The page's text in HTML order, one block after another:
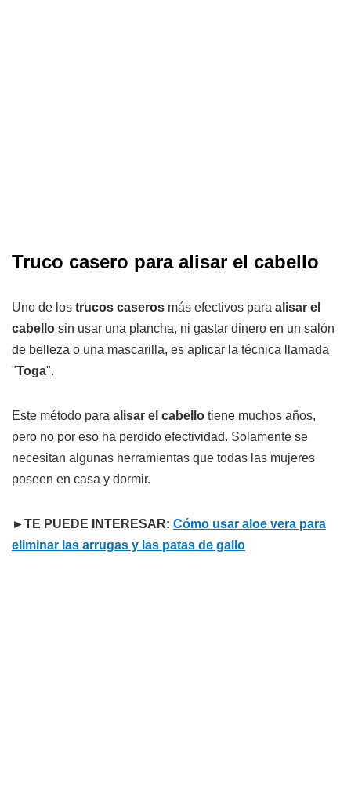
Truco casero para alisar el cabello
Uno de los trucos caseros más efectivos para alisar el
cabello sin usar una plancha, ni gastar dinero en un salón
de belleza o una mascarilla, es aplicar la técnica llamada
"Toga".
Este método para alisar el cabello tiene muchos años,
pero no por eso ha perdido efectividad. Solamente se
necesitan algunas herramientas que todas las mujeres
poseen en casa y dormir.
►TE PUEDE INTERESAR: Cómo usar aloe vera para
eliminar las arrugas y las patas de gallo